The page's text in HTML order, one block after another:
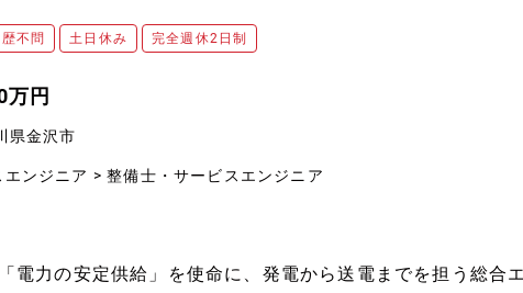
不問 土日休み 完全週休2日制
円
県金沢市
ンジニア > 整備士・サービスエンジニア
電力の安定供給」を使命に、発電から送電までを担う総合